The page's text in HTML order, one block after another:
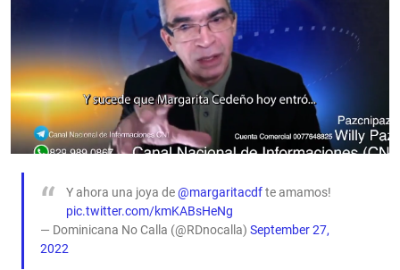
Y ahora una joya de@margaritacdfte amamos!
pic.twitter.com/kmKABsHeNg
— Dominicana No Calla (@RDnocalla) September 27,
2022